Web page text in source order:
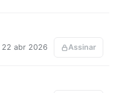
22 abr 2026 Assinar